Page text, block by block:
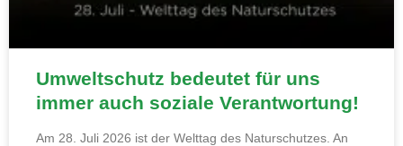
Umweltschutz bedeutet für uns
immer auch soziale Verantwortung!
Am 28. Juli 2026 ist der Welttag des Naturschutzes. An